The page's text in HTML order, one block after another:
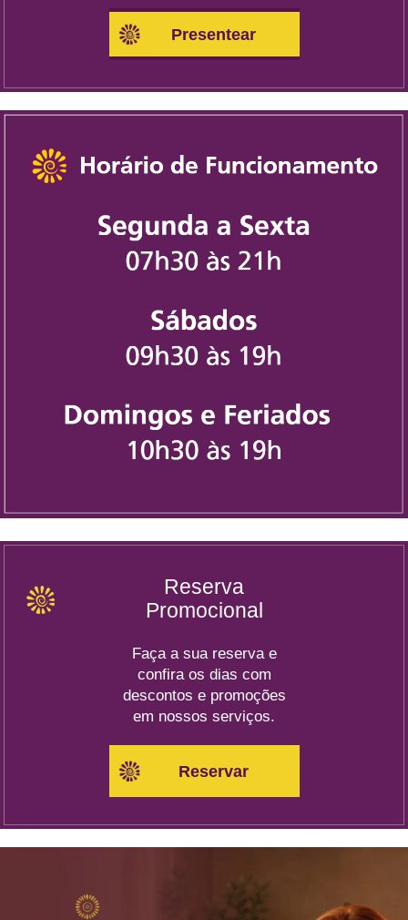
Presentear
Reserva
Promocional
Faça a sua reserva e
confira os dias com
descontos e promoções
em nossos serviços.
Reservar